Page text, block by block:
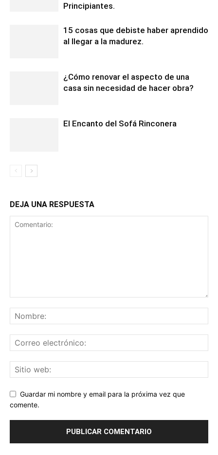
Principiantes.
15 cosas que debiste haber aprendido
al llegar a la madurez.
¿Cómo renovar el aspecto de una
casa sin necesidad de hacer obra?
El Encanto del Sofá Rinconera
DEJA UNA RESPUESTA
Guardar mi nombre y email para la próxima vez que
comente.